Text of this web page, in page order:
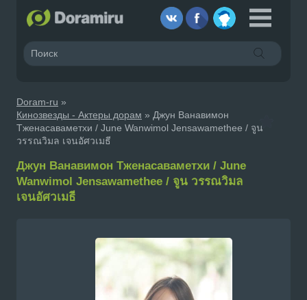
Doram-ru »
Кинозвезды - Актеры дорам » Джун Ванавимон
Тженасаваметхи / June Wanwimol Jensawamethee / จูน
วรรณวิมล เจนอัศวเมธี
Джун Ванавимон Тженасаваметхи / June
Wanwimol Jensawamethee / จูน วรรณวิมล
เจนอัศวเมธี